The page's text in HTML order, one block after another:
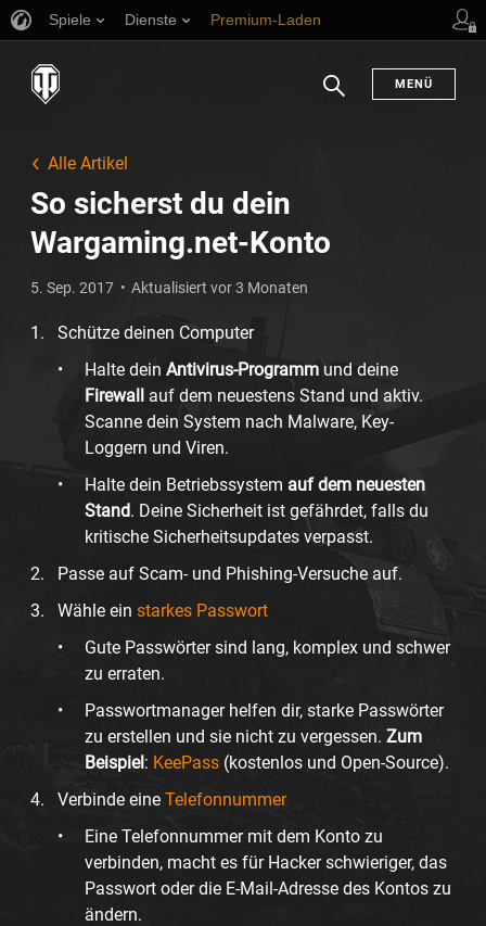
Spiele Dienste Premium-Laden
Suchen
MENÜ
Alle Artikel
So sicherst du dein
Wargaming.net-Konto
5. Sep. 2017 Aktualisiert vor 3 Monaten
Schütze deinen Computer
Halte dein Antivirus-Programm und deine
Firewall auf dem neuestens Stand und aktiv.
Scanne dein System nach Malware, Key-
Loggern und Viren.
Halte dein Betriebssystem auf dem neuesten
Stand. Deine Sicherheit ist gefährdet, falls du
kritische Sicherheitsupdates verpasst.
Passe auf Scam- und Phishing-Versuche auf.
Wähle ein starkes Passwort
Gute Passwörter sind lang, komplex und schwer
zu erraten.
Passwortmanager helfen dir, starke Passwörter
zu erstellen und sie nicht zu vergessen. Zum
Beispiel: KeePass (kostenlos und Open-Source).
Verbinde eine Telefonnummer
Eine Telefonnummer mit dem Konto zu
verbinden, macht es für Hacker schwieriger, das
Passwort oder die E-Mail-Adresse des Kontos zu
ändern.